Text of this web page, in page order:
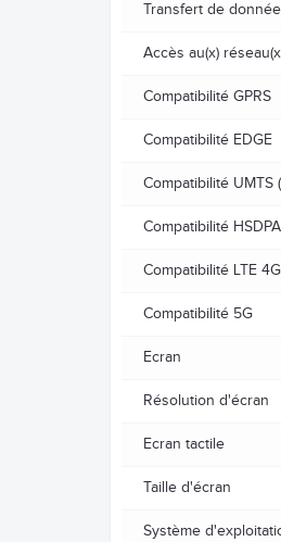
Transfert de
Accès au(x)
Compatibilité GPRS
Compatibilité EDGE
Compatibilité UMTS
Compatibilité
Compatibilité LTE 4G
Compatibilité 5G
Ecran
Résolution d'écran
Ecran tactile
Taille d'écran
Système